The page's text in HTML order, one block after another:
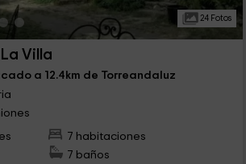
24 Fotos
Villa
a 12.4km de Torreandaluz
7 habitaciones
7 baños